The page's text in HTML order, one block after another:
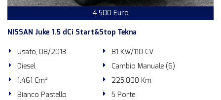
4.500 Euro
NISSAN Juke 1.5 dCi Start&Stop Tekna
Usato, 08/2013
81 KW/110 CV
Diesel
Cambio Manuale (6)
1.461 Cm³
225.000 Km
Bianco Pastello
5 Porte